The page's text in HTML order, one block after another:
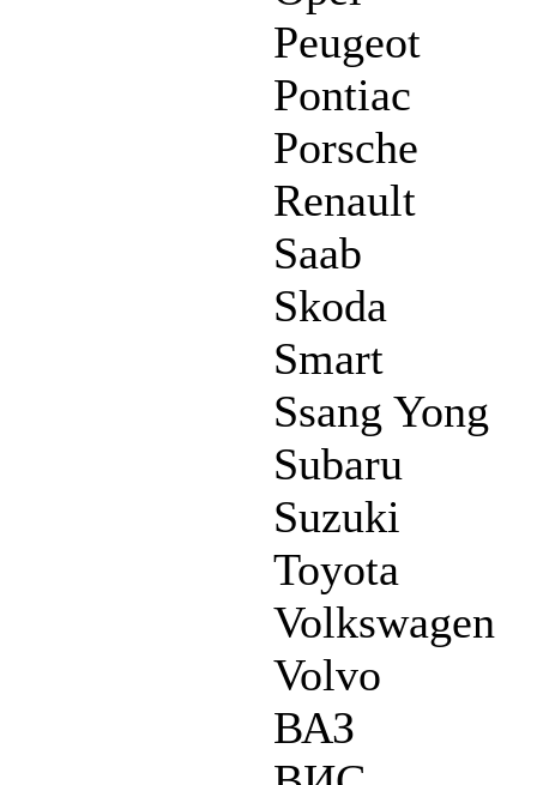
Peugeot
Pontiac
Porsche
Renault
Saab
Skoda
Smart
Ssang Yong
Subaru
Suzuki
Toyota
Volkswagen
Volvo
ВАЗ